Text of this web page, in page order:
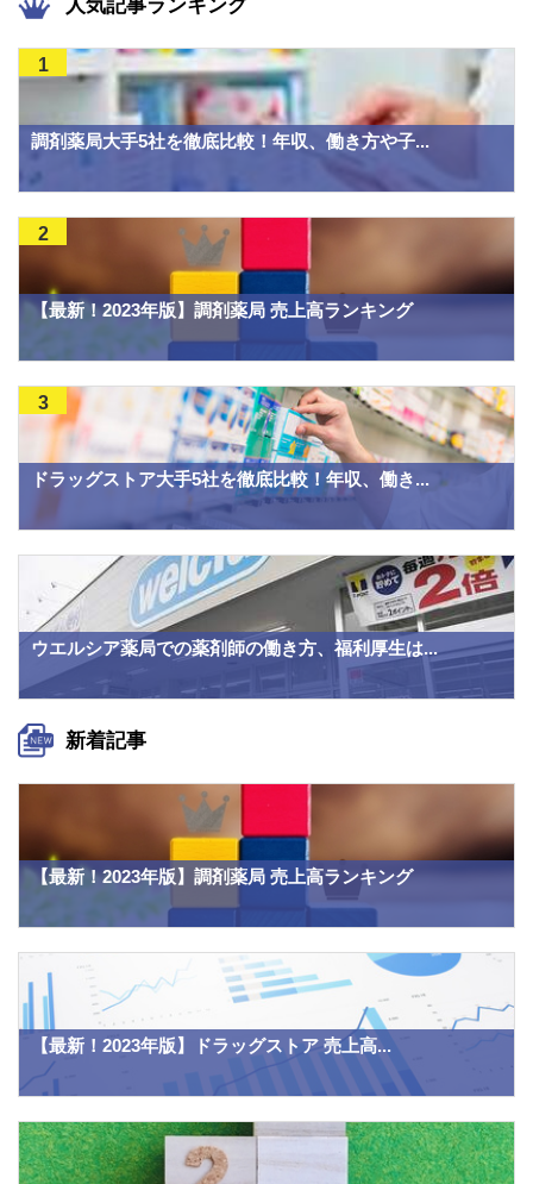
人気記事ランキング
調剤薬局大手5社を徹底比較！年収、働き方や子...
1
【最新！2023年版】調剤薬局 売上高ランキング
2
ドラッグストア大手5社を徹底比較！年収、働き...
3
ウエルシア薬局での薬剤師の働き方、福利厚生は...
新着記事
【最新！2023年版】調剤薬局 売上高ランキング
【最新！2023年版】ドラッグストア 売上高...